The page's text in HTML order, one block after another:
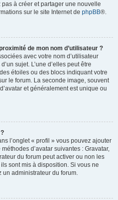
pas à créer et partager une nouvelle
sur le site Internet de phpBB®.
de mon nom d’utilisateur ?
avec votre nom d’utilisateur
sujet. L’une d’elles peut être
étoiles ou des blocs indiquant votre
le forum. La seconde image, souvent
et généralement est unique ou
l’onglet « profil » vous pouvez ajouter
d’avatar suivantes : Gravatar,
du forum peut activer ou non les
sont mis à disposition. Si vous ne
un administrateur du forum.